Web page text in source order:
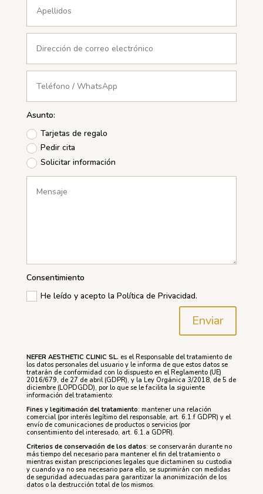
Asunto:
Tarjetas de regalo
Pedir cita
Solicitar información
Consentimiento
He leído y acepto la Política de Privacidad.
Enviar
NEFER AESTHETIC CLINIC SL. es el Responsable del tratamiento de
los datos personales del usuario y le informa de que estos datos se
tratarán de conformidad con lo dispuesto en el Reglamento (UE)
2016/679, de 27 de abril (GDPR), y la Ley Orgánica 3/2018, de 5 de
diciembre (LOPDGDD), por lo que se le facilita la siguiente
información del tratamiento:
Fines y legitimación del tratamiento: mantener una relación
comercial (por interés legítimo del responsable, art. 6.1.f GDPR) y el
envío de comunicaciones de productos o servicios (por
consentimiento del interesado, art. 6.1.a GDPR).
Criterios de conservación de los datos: se conservarán durante no
más tiempo del necesario para mantener el fin del tratamiento o
mientras existan prescripciones legales que dictaminen su custodia
y cuando ya no sea necesario para ello, se suprimirán con medidas
de seguridad adecuadas para garantizar la anonimización de los
datos o la destrucción total de los mismos.